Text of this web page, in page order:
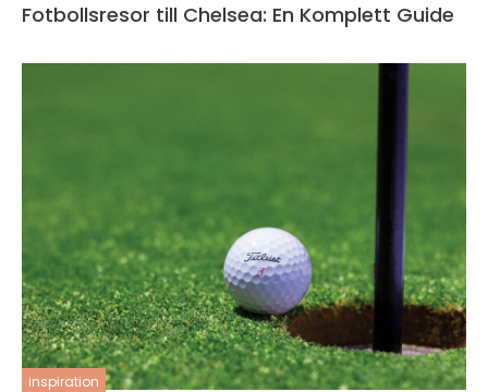
Fotbollsresor till Chelsea: En Komplett Guide
inspiration